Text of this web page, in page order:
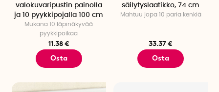
valokuvaripustin painolla
ja 10 pyykkipojalla 100 cm
Mukana 10 läpinäkyvää
pyykkipoikaa
11.38 €
Osta
säilytyslaatikko, 74 cm
Mahtuu jopa 10 paria kenkiä
33.37 €
Osta